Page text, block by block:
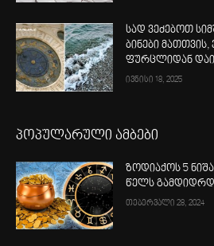
სად ვეძებოთ
ბინები
ფურცლიდან
ივნისი 18, 2025
პოპულარული ამბები
ზოდიაქოს 5
წელს
თებერვალი 28, 2024